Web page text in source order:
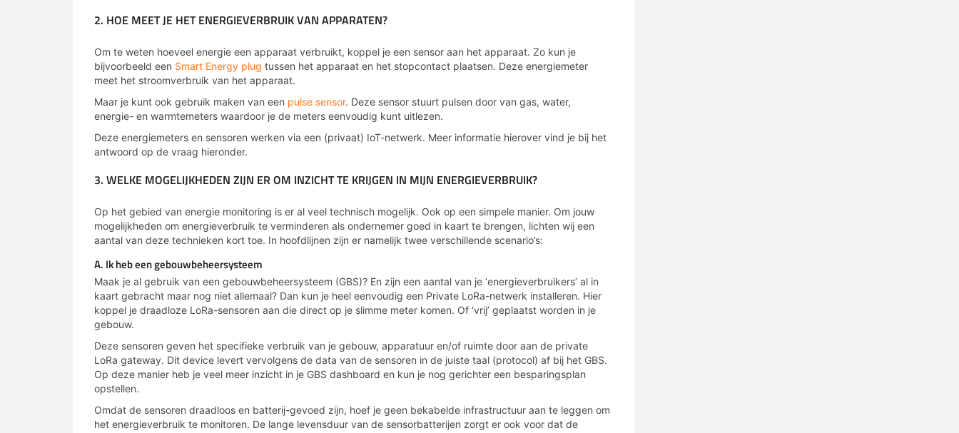
2. HOE MEET JE HET ENERGIEVERBRUIK VAN APPARATEN?
Om te weten hoeveel energie een apparaat verbruikt, koppel je een sensor aan het apparaat. Zo kun je
bijvoorbeeld een Smart Energy plug tussen het apparaat en het stopcontact plaatsen. Deze energiemeter
meet het stroomverbruik van het apparaat.
Maar je kunt ook gebruik maken van een pulse sensor. Deze sensor stuurt pulsen door van gas, water,
energie- en warmtemeters waardoor je de meters eenvoudig kunt uitlezen.
Deze energiemeters en sensoren werken via een (privaat) IoT-netwerk. Meer informatie hierover vind je bij het
antwoord op de vraag hieronder.
3. WELKE MOGELIJKHEDEN ZIJN ER OM INZICHT TE KRIJGEN IN MIJN ENERGIEVERBRUIK?
Op het gebied van energie monitoring is er al veel technisch mogelijk. Ook op een simpele manier. Om jouw
mogelijkheden om energieverbruik te verminderen als ondernemer goed in kaart te brengen, lichten wij een
aantal van deze technieken kort toe. In hoofdlijnen zijn er namelijk twee verschillende scenario’s:
A. Ik heb een gebouwbeheersysteem
Maak je al gebruik van een gebouwbeheersysteem (GBS)? En zijn een aantal van je ‘energieverbruikers’ al in
kaart gebracht maar nog niet allemaal? Dan kun je heel eenvoudig een Private LoRa-netwerk installeren. Hier
koppel je draadloze LoRa-sensoren aan die direct op je slimme meter komen. Of ‘vrij’ geplaatst worden in je
gebouw.
Deze sensoren geven het specifieke verbruik van je gebouw, apparatuur en/of ruimte door aan de private
LoRa gateway. Dit device levert vervolgens de data van de sensoren in de juiste taal (protocol) af bij het GBS.
Op deze manier heb je veel meer inzicht in je GBS dashboard en kun je nog gerichter een besparingsplan
opstellen.
Omdat de sensoren draadloos en batterij-gevoed zijn, hoef je geen bekabelde infrastructuur aan te leggen om
het energieverbruik te monitoren. De lange levensduur van de sensorbatterijen zorgt er ook voor dat de